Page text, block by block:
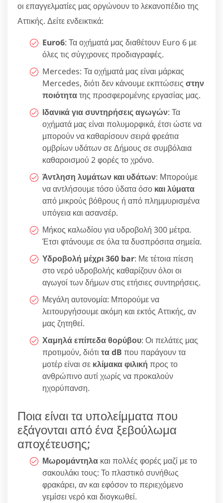
οι επαγγελματίες μας οργώνουν το λεκανοπέδιο της
Αττικής. Δείτε ενδεικτικά:
Euro6: Τα οχήματά μας διαθέτουν Euro 6 με
όλες τις σύγχρονες προδιαγραφές.
Mercedes: Τα οχήματά μας είναι μάρκας
Mercedes, διότι δεν κάνουμε εκπτώσεις στην
ποιότητατης προσφερομένης εργασίας μας.
Ιδανικά για συντηρήσεις αγωγών: Τα
οχήματά μας είναι πολυμορφικά, έτσι ώστε να
μπορούν να καθαρίσουν σειρά φρεάτια
ομβρίων υδάτων σε Δήμους σε συμβόλαια
καθαροισμού 2 φορές το χρόνο.
Άντληση λυμάτων και υδάτων: Μπορούμε
να αντλήσουμε τόσο ύδατα όσο και λύματα
από μικρούς βόθρους ή από πλημμυρισμένα
υπόγεια και ασανσέρ.
Μήκος καλωδίου για υδροβολή 300 μέτρα.
Έτσι φτάνουμε σε όλα τα δυσπρόσιτα σημεία.
Υδροβολή μέχρι 360 bar: Με τέτοια πίεση
στο νερό υδροβολής καθαρίζουν όλοι οι
αγωγοί των δήμων στις ετήσιες συντηρήσεις.
Μεγάλη αυτονομία: Μπορούμε να
λειτουργήσουμε ακόμη και εκτός Αττικής, αν
μας ζητηθεί.
Χαμηλά επίπεδα θορύβου: Οι πελάτες μας
προτιμούν, διότι τα dB που παράγουν τα
μοτέρ είναι σε κλίμακα φιλική προς το
ανθρώπινο αυτί χωρίς να προκαλούν
ηχορύπανση.
Ποια είναι τα υπολείμματα που
εξάγονται από ένα ξεβούλωμα
αποχέτευσης;
Μωρομάντηλα και πολλές φορές μαζί με το
σακουλάκι τους: Το πλαστικό συνήθως
φρακάρει, αν και εφόσον το περιεχόμενο
γεμίσει νερό και διογκωθεί.